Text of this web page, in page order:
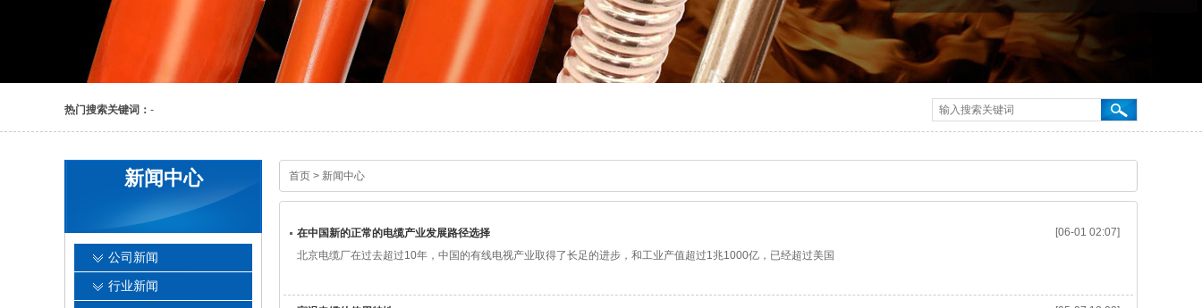
热门搜索关键词： -
新闻中心
公司新闻
行业新闻
首页 > 新闻中心
在中国新的正常的电缆产业发展路径选择
[06-01 02:07]
北京电缆厂在过去超过10年，中国的有线电视产业取得了长足的进步，和工业产值超过1兆1000亿，已经超过美国